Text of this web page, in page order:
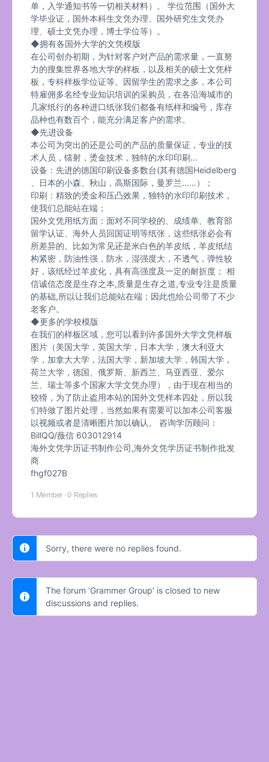
单，入学通知书等一切相关材料）。 学位范围（国外大
学毕业证，国外本科生文凭办理、国外研究生文凭办
理、硕士文凭办理，博士学位等）。
◆拥有各国外大学的文凭模版
在公司创办初期，为针对客户对产品的需求量，一直努
力的搜集世界各地大学的样板，以及相关的硕士文凭样
板，专科样板学位证等。因留学生的需求之多，本公司
特雇佣多名经专业知识培训的采购员，在各沿海城市的
几家纸行的各种进口纸张我们都备有纸样和编号，库存
品种也有数百个，能充分满足客户的需求。
◆先进设备
本公司为突出的还是公司的产品的质量保证，专业的技
术人员，镭射，烫金技术，独特的水印印刷…
设备：先进的德国印刷设备多数台(其有德国Heidelberg
、日本的小森、秋山，高斯国际，曼罗兰……）；
印刷：精致的烫金和压凸效果，独特的水印印刷技术，
使我们总能站在端；
国外文凭用纸方面：面对不同学校的、成绩单、教育部
留学认证、海外人员回国证明等纸张，这些纸张必会有
所差异的。比如为常见还是米白色的羊皮纸，羊皮纸结
构紧密，防油性强，防水，湿强度大，不透气，弹性较
好，该纸经过羊皮化，具有高强度及一定的耐折度； 相
信诚信态度是生存之本,质量是生存之道,专业专注是质量
的基础,所以让我们总能站在端；因此也给公司带了不少
老客户。
◆更多的学校模版
在我们的样板区域，您可以看到许多国外大学文凭样板
图片（美国大学，英国大学，日本大学，澳大利亚大
学，加拿大大学，法国大学，新加坡大学，韩国大学，
荷兰大学，德国、俄罗斯、新西兰、马亚西亚、爱尔
兰、瑞士等多个国家大学文凭办理），由于现在相当的
狡猾，为了防止盗用本站的国外文凭样本四处，所以我
们特做了图片处理，当然如果有需要可以加本公司客服
以视频或者是清晰图片加以确认。 咨询学历顾问：
BillQQ/薇信 603012914
海外文凭学历证书制作公司,海外文凭学历证书制作批发
商
fhgf027B
1 Member · 0 Replies
Sorry, there were no replies found.
The forum ‘Grammer Group’ is closed to new
discussions and replies.